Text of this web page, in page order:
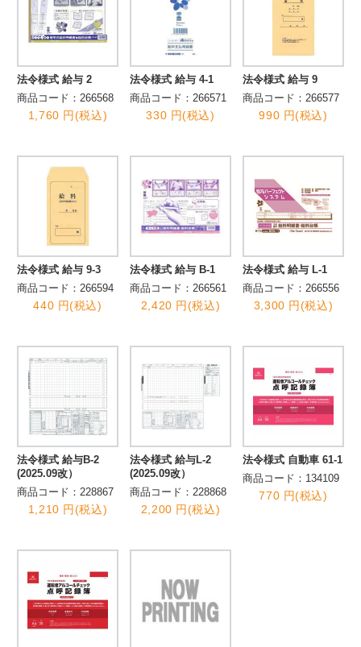
法令様式 給与 2
商品コード：266568
1,760 円(税込)
法令様式 給与 4-1
商品コード：266571
330 円(税込)
法令様式 給与 9
商品コード：266577
990 円(税込)
法令様式 給与 9-3
商品コード：266594
440 円(税込)
法令様式 給与 B-1
商品コード：266561
2,420 円(税込)
法令様式 給与 L-1
商品コード：266556
3,300 円(税込)
法令様式 給与B-2
(2025.09改）
商品コード：228867
1,210 円(税込)
法令様式 給与L-2
(2025.09改）
商品コード：228868
2,200 円(税込)
法令様式 自動車 61-1
商品コード：134109
770 円(税込)